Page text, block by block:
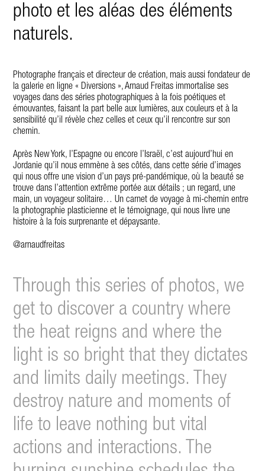
photo et les aléas des éléments
naturels.
Photographe français et directeur de création, mais aussi fondateur de
la galerie en ligne « Diversions », Arnaud Freitas immortalise ses
voyages dans des séries photographiques à la fois poétiques et
émouvantes, faisant la part belle aux lumières, aux couleurs et à la
sensibilité qu’il révèle chez celles et ceux qu’il rencontre sur son
chemin.
Après New York, l’Espagne ou encore l’Israël, c’est aujourd’hui en
Jordanie qu’il nous emmène à ses côtés, dans cette série d’images
qui nous offre une vision d’un pays pré-pandémique, où la beauté se
trouve dans l’attention extrême portée aux détails ; un regard, une
main, un voyageur solitaire… Un carnet de voyage à mi-chemin entre
la photographie plasticienne et le témoignage, qui nous livre une
histoire à la fois surprenante et dépaysante.
@arnaudfreitas
Through this series of photos, we
get to discover a country where
the heat reigns and where the
light is so bright that they dictates
and limits daily meetings. They
destroy nature and moments of
life to leave nothing but vital
actions and interactions. The